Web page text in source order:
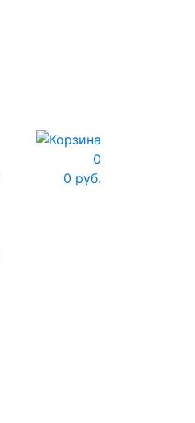
0
0 руб.